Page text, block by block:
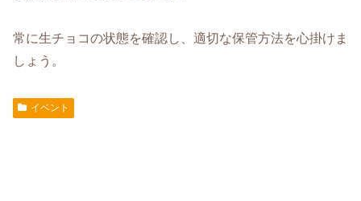
常に生チョコの状態を確認し、適切な保管方法を心掛けま
しょう。
イベント